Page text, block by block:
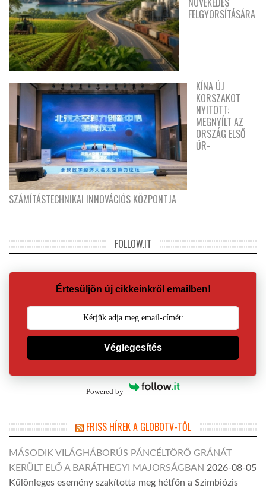
FELGYORSÍTÁSÁRA
KÍNA ÚJ
KORSZAKOT
NYITOTT:
MEGNYÍLT AZ
ORSZÁG ELSŐ
ŰR-
SZÁMÍTÁSTECHNIKAI INNOVÁCIÓS KÖZPONTJA
FOLLOW.IT
Értesüljön új cikkeinkről emailben!
Véglegesítés
Powered by
FRISS HÍREK A GLOBOTV-TŐL
MÁSODIK VILÁGHÁBORÚS PÁNCÉLTÖRŐ GRÁNÁT
KERÜLT ELŐ A BARÁTHEGYI MAJORSÁGBAN 2026-08-05
Különleges esemény szakította meg hétfőn a Szimbiózis